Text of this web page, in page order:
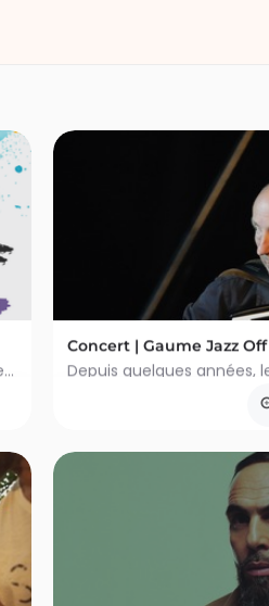
La Rue et Toi, c’est un festival qui transforme un village en parcours artistique à ciel ouvert.Le temps d’un…
Concert | Gaume Jazz